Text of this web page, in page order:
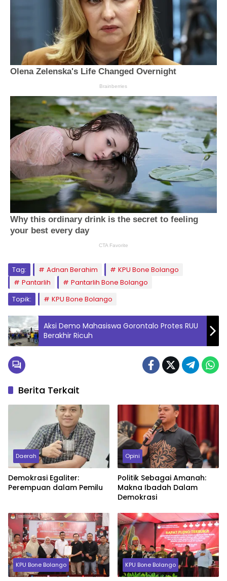
Tag: Adnan Berahim
KPU Bone Bolango
Pantarlih
Pantarlih Bone Bolango
Topik:
KPU Bone Bolango
Aksi Demo Mahasiswa Gorontalo Protes RUU
Berakhir Ricuh
Berita Terkait
Daerah
Demokrasi Egaliter:
Perempuan dalam Pemilu
Opini
Politik Sebagai Amanah:
Makna Ibadah Dalam
Demokrasi
KPU Bone Bolango KPU Bone Bolango